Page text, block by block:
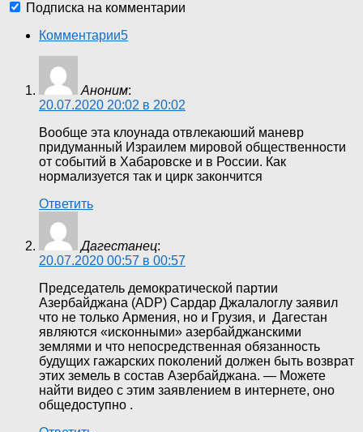
Подписка на комментарии
Комментарии5
Аноним:
20.07.2020 20:02 в 20:02
Вообще эта клоунада отвлекаюший маневр
придуманный Израилем мировой общественности
от событий в Хабаровске и в России. Как
нормализуется так и цирк закончится
Ответить
Дагестанец:
20.07.2020 00:57 в 00:57
Председатель демократической партии
Азербайджана (ADP) Сардар Джалалоглу заявил
что не только Армения, но и Грузия, и Дагестан
являются «исконными» азербайджанскими
землями и что непосредственная обязанность
будущих гажарских поколений должен быть возврат
этих земель в состав Азербайджана. — Можете
найти видео с этим заявлением в интернете, оно
общедоступно .